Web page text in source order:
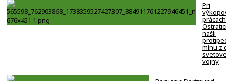
Pri
našli
mínu z
vojny